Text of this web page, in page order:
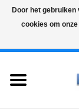
Door het
cookies om